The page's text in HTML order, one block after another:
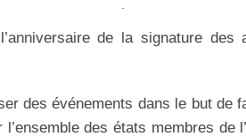
de la signature des
des événements dans le but
des états membres de